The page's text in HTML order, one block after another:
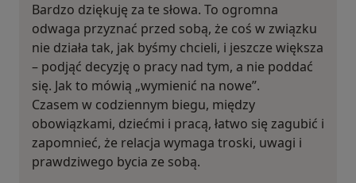
Bardzo dziękuję za te słowa. To ogromna
odwaga przyznać przed sobą, że coś w związku
nie działa tak, jak byśmy chcieli, i jeszcze większa
– podjąć decyzję o pracy nad tym, a nie poddać
się. Jak to mówią „wymienić na nowe”.
Czasem w codziennym biegu, między
obowiązkami, dziećmi i pracą, łatwo się zagubić i
zapomnieć, że relacja wymaga troski, uwagi i
prawdziwego bycia ze sobą.